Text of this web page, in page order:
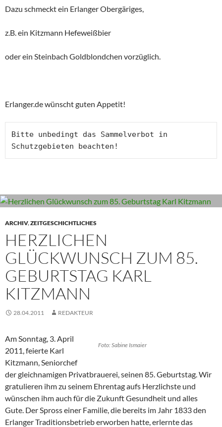
Dazu schmeckt ein Erlanger Obergäriges,
z.B. ein Kitzmann Hefeweißbier
oder ein Steinbach Goldblondchen vorzüglich.
Erlanger.de wünscht guten Appetit!
Bitte unbedingt das Sammelverbot in
Schutzgebieten beachten!
ARCHIV,ZEITGESCHICHTLICHES
HERZLICHEN
GLÜCKWUNSCH ZUM 85.
GEBURTSTAG KARL
KITZMANN
28.04.2011 REDAKTEUR
Foto: Sabine Ismaier
Am Sonntag, 3. April
2011, feierte Karl
Kitzmann, Seniorchef
der gleichnamigen Privatbrauerei, seinen 85. Geburtstag. Wir
gratulieren ihm zu seinem Ehrentag aufs Herzlichste und
wünschen ihm auch für die Zukunft Gesundheit und alles
Gute. Der Spross einer Familie, die bereits im Jahr 1833 den
Erlanger Traditionsbetrieb erworben hatte, erlernte das